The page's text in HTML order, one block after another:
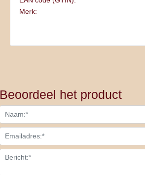
Merk:
Beoordeel het product